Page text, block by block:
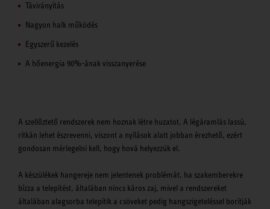
Távirányítás
Nagyon halk működés
Egyszerű kezelés
A hőenergia 90%-ának visszanyerése
A szellőztető rendszerek nem hoznak létre huzatot. A légáramlás lassú,
ritkán lehet észrevenni, viszont a nyílások alatt jobban érezhető, ezért
gondosan mérlegelni kell, hogy hová helyezzük el.
A készülékek hangereje nem jelentenek problémát, ha szakemberekre
bízza a telepítést, általában nincs káros zaj, mivel a rendszereket
általában alagsorba telepítik a csöveket pedig hangszigeteléssel borítják